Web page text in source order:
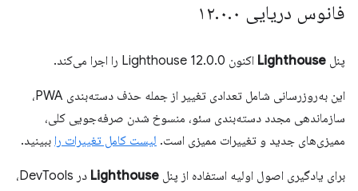
فانوس دریایی ۱۲ .۰.۰
پنل Lighthouse اکنون Lighthouse 12.0.0 را اجرا می‌کند.
این به‌روزرسانی شامل تعدادی تغییر از جمله حذف دسته‌بندی PWA،
سازماندهی مجدد دسته‌بندی سئو، منسوخ شدن صرفه‌جویی کلی،
ممیزی‌های جدید و تغییرات ممیزی است. لیست کامل تغییرات را ببینید.
برای یادگیری اصول اولیه استفاده از پنل Lighthouse
در DevTools،